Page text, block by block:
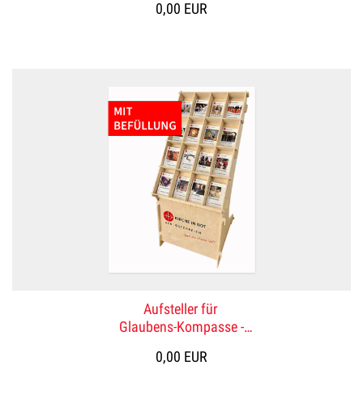
0,00 EUR
Aufsteller für
Glaubens-Kompasse -
0,00 EUR